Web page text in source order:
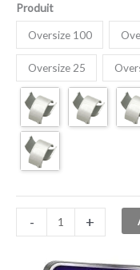
Produit
Oversize 100
Oversize 25
- +